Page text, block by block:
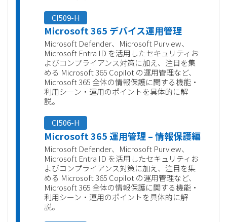
CI509-H
Microsoft 365 デバイス運用管理
Microsoft Defender、Microsoft Purview、
Microsoft Entra ID を活用したセキュリティお
よびコンプライアンス対策に加え、注目を集
める Microsoft 365 Copilot の運用管理など、
Microsoft 365 全体の情報保護に関する機能・
利用シーン・運用のポイントを具体的に解
説。
CI506-H
Microsoft 365 運用管理 – 情報保護編
Microsoft Defender、Microsoft Purview、
Microsoft Entra ID を活用したセキュリティお
よびコンプライアンス対策に加え、注目を集
める Microsoft 365 Copilot の運用管理など、
Microsoft 365 全体の情報保護に関する機能・
利用シーン・運用のポイントを具体的に解
説。